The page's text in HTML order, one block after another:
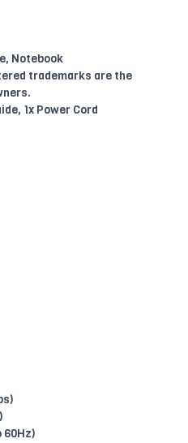
Notebook
trademarks are the
1x Power Cord
60Hz)